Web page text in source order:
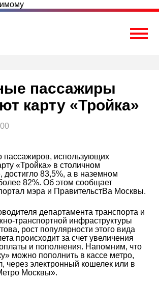
пассажиры
карту «Тройка»
пассажиров, использующих
«Тройка» в столичном
достигло 83,5%, а в наземном
82%. Об этом сообщает
мэра и ПравительстВа Москвы.
департамента транспорта и
транспортной инфраструктуры
рост популярности этого вида
происходит за счет увеличения
и пополнения. Напомним, что
можно пополнить в кассе метро,
через электронный кошелек или в
Москвы».